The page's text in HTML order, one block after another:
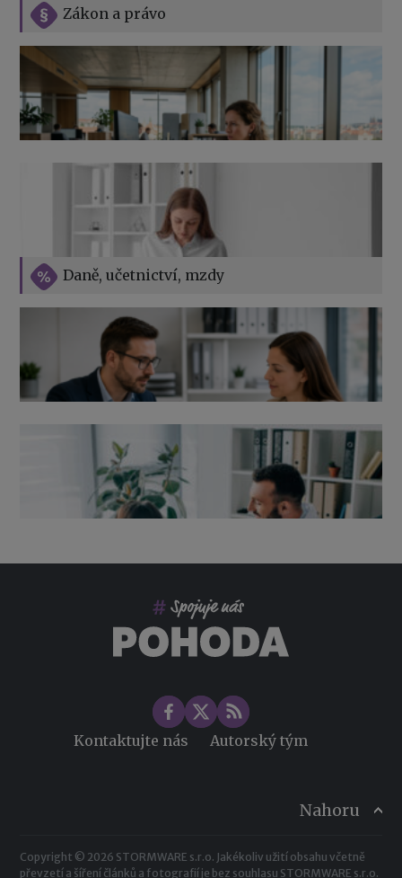
Daně, učetnictví, mzdy
Zákon a právo
Vše o překážkách v práci na straně zaměstnavatele
Výpověď ze zdravotních důvodů 2026 – průvodce pro
zaměstnavatele
Jak na podnikání při rodičovské dovolené
Přehledy pro OSSZ a zdravotní pojišťovny – jak na ně
v roce 2026
Kontaktujte nás Autorský tým
Nahoru
Copyright © 2026 STORMWARE s.r.o. Jakékoliv užití obsahu včetně
převzetí a šíření článků a fotografií je bez souhlasu STORMWARE s.r.o.